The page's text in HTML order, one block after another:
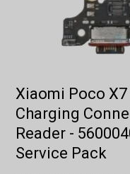
Xiaomi Poco X7
Charging
Reader -
Service Pack